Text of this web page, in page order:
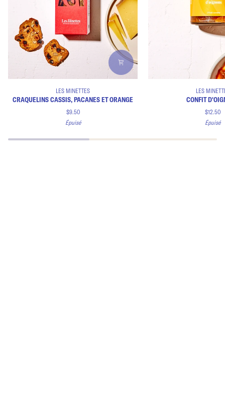
cassis,
LES MINETTES
CRAQUELINS CASSIS, PACANES ET ORANGE
$9.50
Épuisé
LES
CONFIT
$12.50
Épuisé